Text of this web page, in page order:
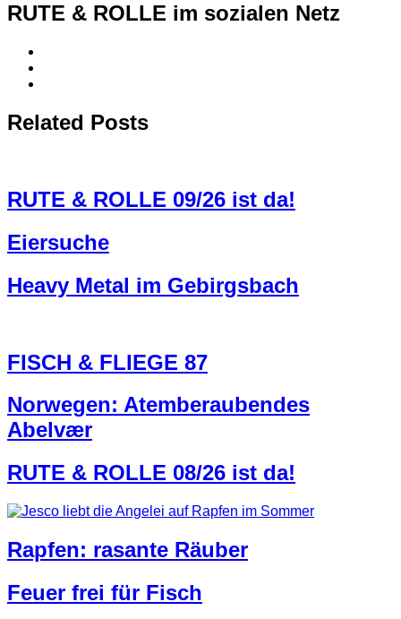
RUTE & ROLLE im sozialen Netz
Related Posts
RUTE & ROLLE 09/26 ist da!
Eiersuche
Heavy Metal im Gebirgsbach
FISCH & FLIEGE 87
Norwegen: Atemberaubendes
Abelvær
RUTE & ROLLE 08/26 ist da!
Rapfen: rasante Räuber
Feuer frei für Fisch